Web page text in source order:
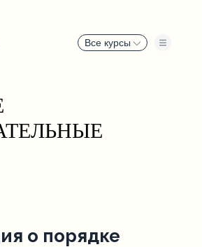
Все курсы
о порядке